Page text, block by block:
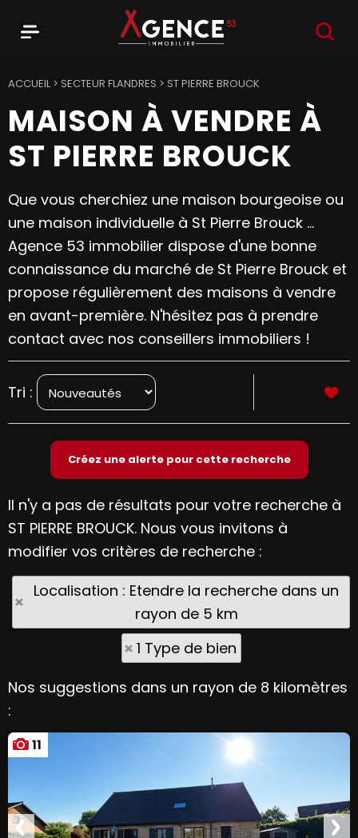
ACCUEIL> SECTEUR FLANDRES > ST PIERRE BROUCK
MAISON À VENDRE À
ST PIERRE BROUCK
Que vous cherchiez une maison bourgeoise ou
une maison individuelle à St Pierre Brouck ...
Agence 53 immobilier dispose d'une bonne
connaissance du marché de St Pierre Brouck et
propose régulièrement des maisons à vendre
en avant-première. N'hésitez pas à prendre
contact avec nos conseillers immobiliers !
Tri :
Il n'y a pas de résultats pour votre recherche à
ST PIERRE BROUCK. Nous vous invitons à
modifier vos critères de recherche :
Localisation : Etendre la recherche dans un
rayon de 5 km
1 Type de bien
Nos suggestions dans un rayon de 8 kilomètres
:
11